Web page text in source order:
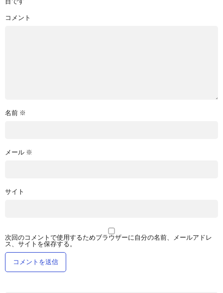
コメント
名前 ※
メール ※
サイト
次回のコメントで使用するためブラウザーに自分の名前、メールアドレ
ス、サイトを保存する。